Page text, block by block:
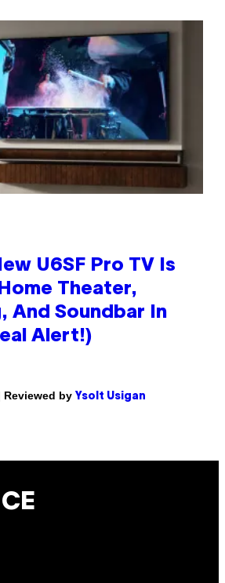
U6SF Pro TV Is
Theater,
And Soundbar In
Alert!)
Reviewed by Ysolt Usigan